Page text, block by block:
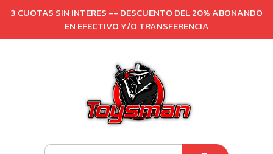
3 CUOTAS SIN INTERES -- DESCUENTO DEL 20% ABONANDO
EN EFECTIVO Y/O TRANSFERENCIA